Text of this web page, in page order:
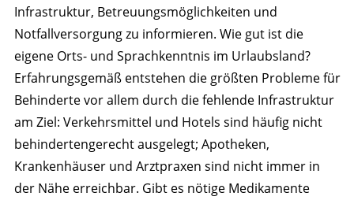
Infrastruktur, Betreuungsmöglichkeiten und
Notfallversorgung zu informieren. Wie gut ist die
eigene Orts- und Sprachkenntnis im Urlaubsland?
Erfahrungsgemäß entstehen die größten Probleme für
Behinderte vor allem durch die fehlende Infrastruktur
am Ziel: Verkehrsmittel und Hotels sind häufig nicht
behindertengerecht ausgelegt; Apotheken,
Krankenhäuser und Arztpraxen sind nicht immer in
der Nähe erreichbar. Gibt es nötige Medikamente